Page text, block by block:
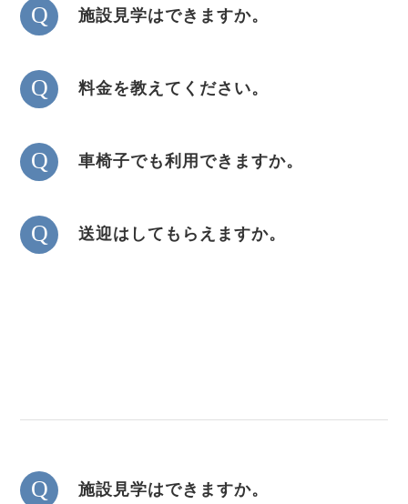
Q 施設見学はできますか。
Q 料金を教えてください。
Q 車椅子でも利用できますか。
Q 送迎はしてもらえますか。
Q 施設見学はできますか。